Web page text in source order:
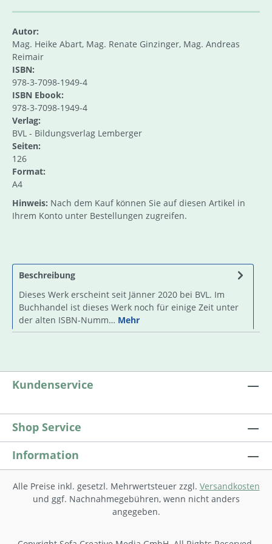
Autor:
Mag. Heike Abart, Mag. Renate Ginzinger, Mag. Andreas
Reimair
ISBN:
978-3-7098-1949-4
ISBN Ebook:
978-3-7098-1949-4
Verlag:
BVL - Bildungsverlag Lemberger
Seiten:
126
Format:
A4
Hinweis: Nach dem Kauf können Sie auf diesen Artikel in
Ihrem Konto unter Bestellungen zugreifen.
Beschreibung
Dieses Werk erscheint seit Jänner 2020 bei BVL. Im
Buchhandel ist dieses Werk noch für einige Zeit unter
der alten ISBN-Numm… Mehr
Kundenservice
Shop Service
Information
Alle Preise inkl. gesetzl. Mehrwertsteuer zzgl. Versandkosten
und ggf. Nachnahmegebühren, wenn nicht anders
angegeben.